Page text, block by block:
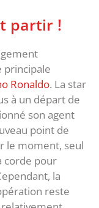
partir !
principale
Ronaldo. La star
à un départ de
son agent
point de
le moment, seul
corde pour
la
reste